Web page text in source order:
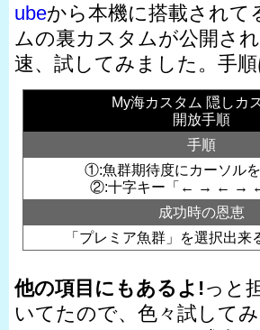
ubeから本機に搭載されて
ムの裏カスタムが公開さ
速、試してみました。手順
My海カスタム 隠しカ
開放手順
手順
①:魚群期待度にカーソル
②:十字キー「← → ← → ←
成功時の恩恵
「プレミア魚群」を選択出来
他の項目にもあるよ!っと
いてたので、色々試して